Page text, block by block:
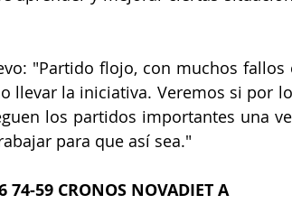
"Partido flojo, con muchos
llevar la iniciativa. Veremos si por
los partidos importantes una
para que así sea."
74-59 CRONOS NOVADIET A